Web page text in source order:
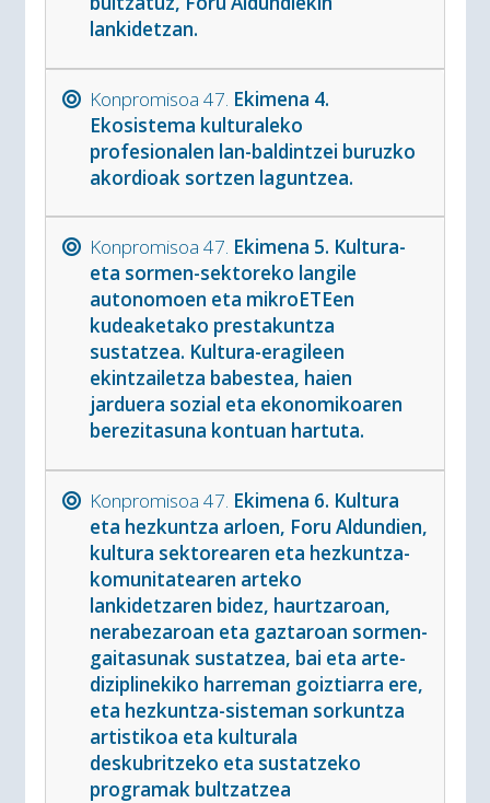
lankidetzan.
Konpromisoa 47. Ekimena 4.
Ekosistema kulturaleko
profesionalen lan-baldintzei buruzko
akordioak sortzen laguntzea.
Konpromisoa 47. Ekimena 5. Kultura-
eta sormen-sektoreko langile
autonomoen eta mikroETEen
kudeaketako prestakuntza
sustatzea. Kultura-eragileen
ekintzailetza babestea, haien
jarduera sozial eta ekonomikoaren
berezitasuna kontuan hartuta.
Konpromisoa 47. Ekimena 6. Kultura
eta hezkuntza arloen, Foru Aldundien,
kultura sektorearen eta hezkuntza-
komunitatearen arteko
lankidetzaren bidez, haurtzaroan,
nerabezaroan eta gaztaroan sormen-
gaitasunak sustatzea, bai eta arte-
diziplinekiko harreman goiztiarra ere,
eta hezkuntza-sisteman sorkuntza
artistikoa eta kulturala
deskubritzeko eta sustatzeko
programak bultzatzea